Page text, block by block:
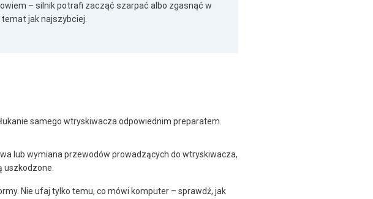
– silnik potrafi zacząć szarpać albo zgasnąć w
jak najszybciej.
samego wtryskiwacza odpowiednim preparatem.
lub wymiana przewodów prowadzących do wtryskiwacza,
uszkodzone.
Nie ufaj tylko temu, co mówi komputer – sprawdź, jak